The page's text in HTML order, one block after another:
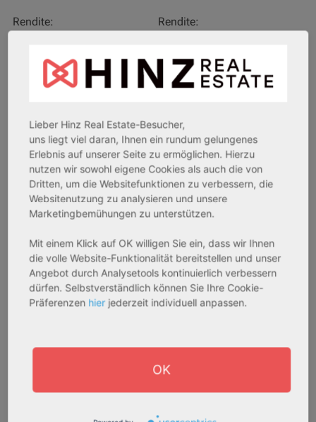
Rendite:
Assetklasse:
Pflegeapartment
Objekteigenschaft:
Gesamtfläche:
41,59 m² - 62,15 m²
Gesamtpreis:
233.556,67 € - 349.016,67 €
Rendite:
Assetklasse:
Pflegeapartment
Objekteigenschaft:
Gesamtfläche:
50,95 m² - 56,21 m²
Gesamtpreis:
324.754,29 € - 358.289,14 €
32469 Petershagen
Lieber Hinz Real Estate-Besucher,
uns liegt viel daran, Ihnen ein rundum gelungenes
Erlebnis auf unserer Seite zu ermöglichen. Hierzu
nutzen wir sowohl eigene Cookies als auch die von
Dritten, um die Websitefunktionen zu verbessern, die
Websitenutzung zu analysieren und unsere
Marketingbemühungen zu unterstützen.
Mit einem Klick auf OK willigen Sie ein, dass wir Ihnen
die volle Website-Funktionalität bereitstellen und unser
Angebot durch Analysetools kontinuierlich verbessern
dürfen. Selbstverständlich können Sie Ihre Cookie-
Präferenzen hier jederzeit individuell anpassen.
OK